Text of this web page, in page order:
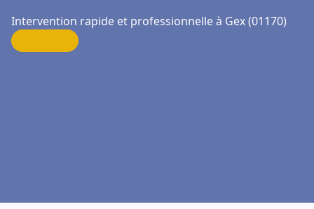
Intervention rapide et professionnelle à Gex (01170)